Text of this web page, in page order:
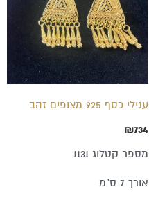
עגילי כסף 925 מצופים זהב
₪734
מספר קטלוג 1131
אורך 7 ס"מ